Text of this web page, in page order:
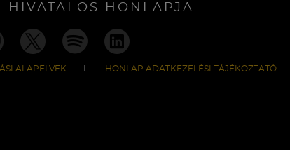
HIVATALOS HONLAPJA
ALAPELVEK HONLAP ADATKEZELÉSI TÁJÉKOZTATÓ